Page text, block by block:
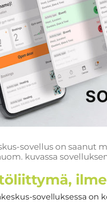
sovellus on saanut
kuvassa
sovelluksessa on